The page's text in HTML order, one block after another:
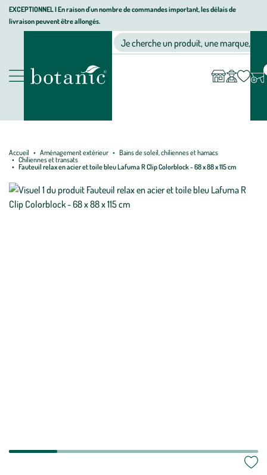
Aller
Aller
au
Aller
au
page
EXCEPTIONNEL I En raison d'un nombre de commandes important, les délais de
livraison peuvent être allongés.
Nos produits
Jardinerie écologique, animalerie, décoration, alimentation bio
Je cherche un produit, une marque, un
compte
Accueil Aménagement extérieur
Bains de soleil, chiliennes et hamacs
Chiliennes et transats
Fauteuil relax en acier et toile bleu Lafuma R Clip Colorblock - 68 x 88 x 115 cm